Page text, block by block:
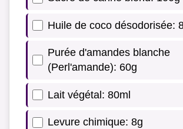
Huile de coco désodorisée:
Purée d'amandes blanche
(Perl'amande): 60g
Lait végétal: 80ml
Levure chimique: 8g